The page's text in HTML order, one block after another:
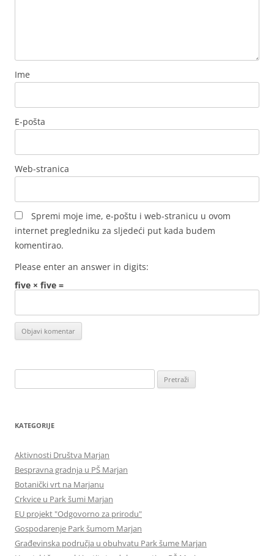
Ime
E-pošta
Web-stranica
Spremi moje ime, e-poštu i web-stranicu u ovom
internet pregledniku za sljedeći put kada budem
komentirao.
Please enter an answer in digits:
five × five =
KATEGORIJE
Aktivnosti Društva Marjan
Bespravna gradnja u PŠ Marjan
Botanički vrt na Marjanu
Crkvice u Park šumi Marjan
EU projekt "Odgovorno za prirodu"
Gospodarenje Park šumom Marjan
Građevinska područja u obuhvatu Park šume Marjan